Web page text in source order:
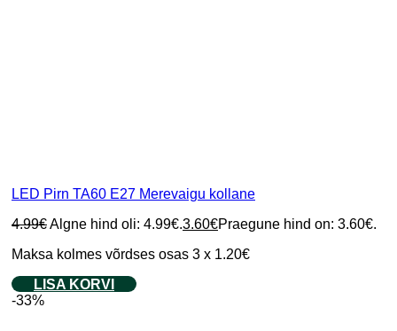
LED Pirn TA60 E27 Merevaigu kollane
4.99€Algne hind oli: 4.99€.3.60€Praegune hind on: 3.60€.
Maksa kolmes võrdses osas 3 x 1.20€
LISA KORVI
-33%